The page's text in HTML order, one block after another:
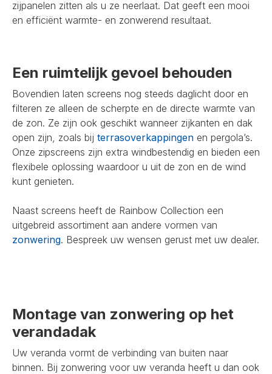
zijpanelen zitten als u ze neerlaat. Dat geeft een mooi
en efficiënt warmte- en zonwerend resultaat.
Een ruimtelijk gevoel behouden
Bovendien laten screens nog steeds daglicht door en
filteren ze alleen de scherpte en de directe warmte van
de zon. Ze zijn ook geschikt wanneer zijkanten en dak
open zijn, zoals bij terrasoverkappingen en pergola’s.
Onze zipscreens zijn extra windbestendig en bieden een
flexibele oplossing waardoor u uit de zon en de wind
kunt genieten.
Naast screens heeft de Rainbow Collection een
uitgebreid assortiment aan andere vormen van
zonwering. Bespreek uw wensen gerust met uw dealer.
Montage van zonwering op het
verandadak
Uw veranda vormt de verbinding van buiten naar
binnen. Bij zonwering voor uw veranda heeft u dan ook